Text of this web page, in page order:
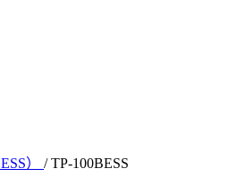
） / TP-100BESS